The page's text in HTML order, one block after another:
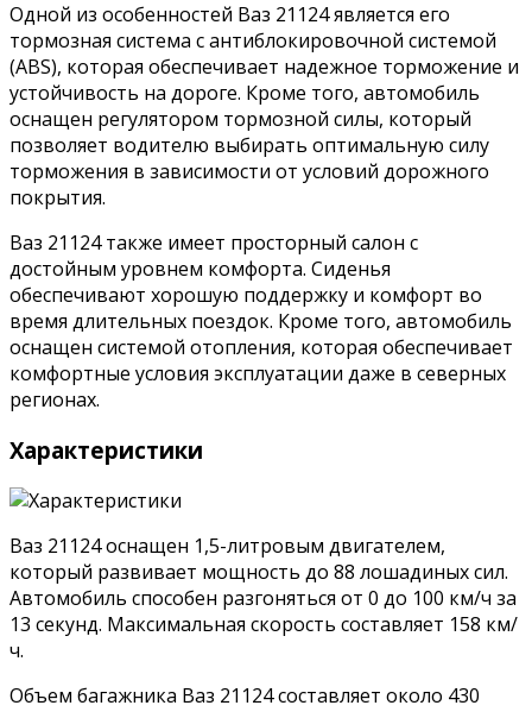
Одной из особенностей Ваз 21124 является его
тормозная система с антиблокировочной системой
(ABS), которая обеспечивает надежное торможение и
устойчивость на дороге. Кроме того, автомобиль
оснащен регулятором тормозной силы, который
позволяет водителю выбирать оптимальную силу
торможения в зависимости от условий дорожного
покрытия.
Ваз 21124 также имеет просторный салон с
достойным уровнем комфорта. Сиденья
обеспечивают хорошую поддержку и комфорт во
время длительных поездок. Кроме того, автомобиль
оснащен системой отопления, которая обеспечивает
комфортные условия эксплуатации даже в северных
регионах.
Характеристики
Ваз 21124 оснащен 1,5-литровым двигателем,
который развивает мощность до 88 лошадиных сил.
Автомобиль способен разгоняться от 0 до 100 км/ч за
13 секунд. Максимальная скорость составляет 158 км/
ч.
Объем багажника Ваз 21124 составляет около 430